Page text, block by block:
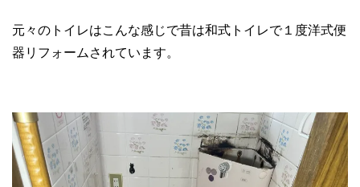
元々のトイレはこんな感じで昔は和式トイレで１度洋式便
器リフォームされています。